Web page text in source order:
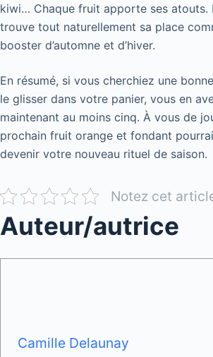
kiwi… Chaque fruit apporte ses atouts.
trouve tout naturellement sa place
booster d’automne et d’hiver.
En résumé, si vous cherchiez une
le glisser dans votre panier, vous en
maintenant au moins cinq. À vous de
prochain fruit orange et fondant
devenir votre nouveau rituel de saison.
Notez cet
Auteur/autrice
Camille Delaunay